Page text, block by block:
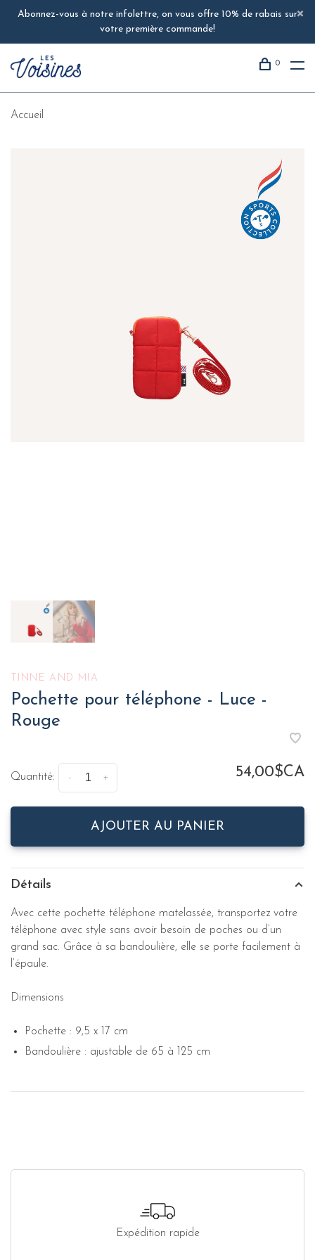
Abonnez-vous à notre infolettre, on vous offre 10% de rabais sur
votre première commande!
0
Accueil
TINNE AND MIA
Pochette pour téléphone - Luce -
Rouge
Quantité: +
- 54,00$CA
AJOUTER AU PANIER
Détails
Avec cette pochette téléphone matelassée, transportez votre
téléphone avec style sans avoir besoin de poches ou d’un
grand sac. Grâce à sa bandoulière, elle se porte facilement à
l’épaule.
Dimensions
Pochette : 9,5 x 17 cm
Bandoulière : ajustable de 65 à 125 cm
Expédition rapide